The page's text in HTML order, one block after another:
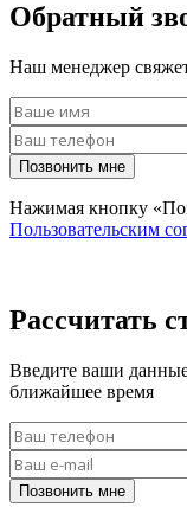
Обратный
Наш менеджер
Позвонить мне
Нажимая кнопку
Пользовательским
Рассчитать
Введите ваши
ближайшее время
Позвонить мне